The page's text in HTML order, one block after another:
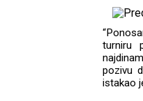
turniru
pozivu
istakao